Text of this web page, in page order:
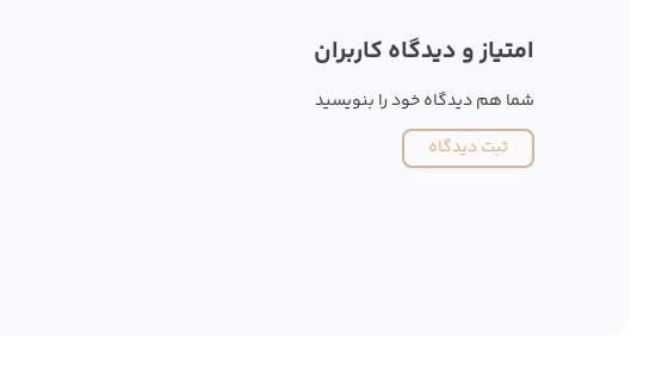
امتیاز و دیدگاه کاربران
شما هم دیدگاه خود را بنویسید
ثبت دیدگاه